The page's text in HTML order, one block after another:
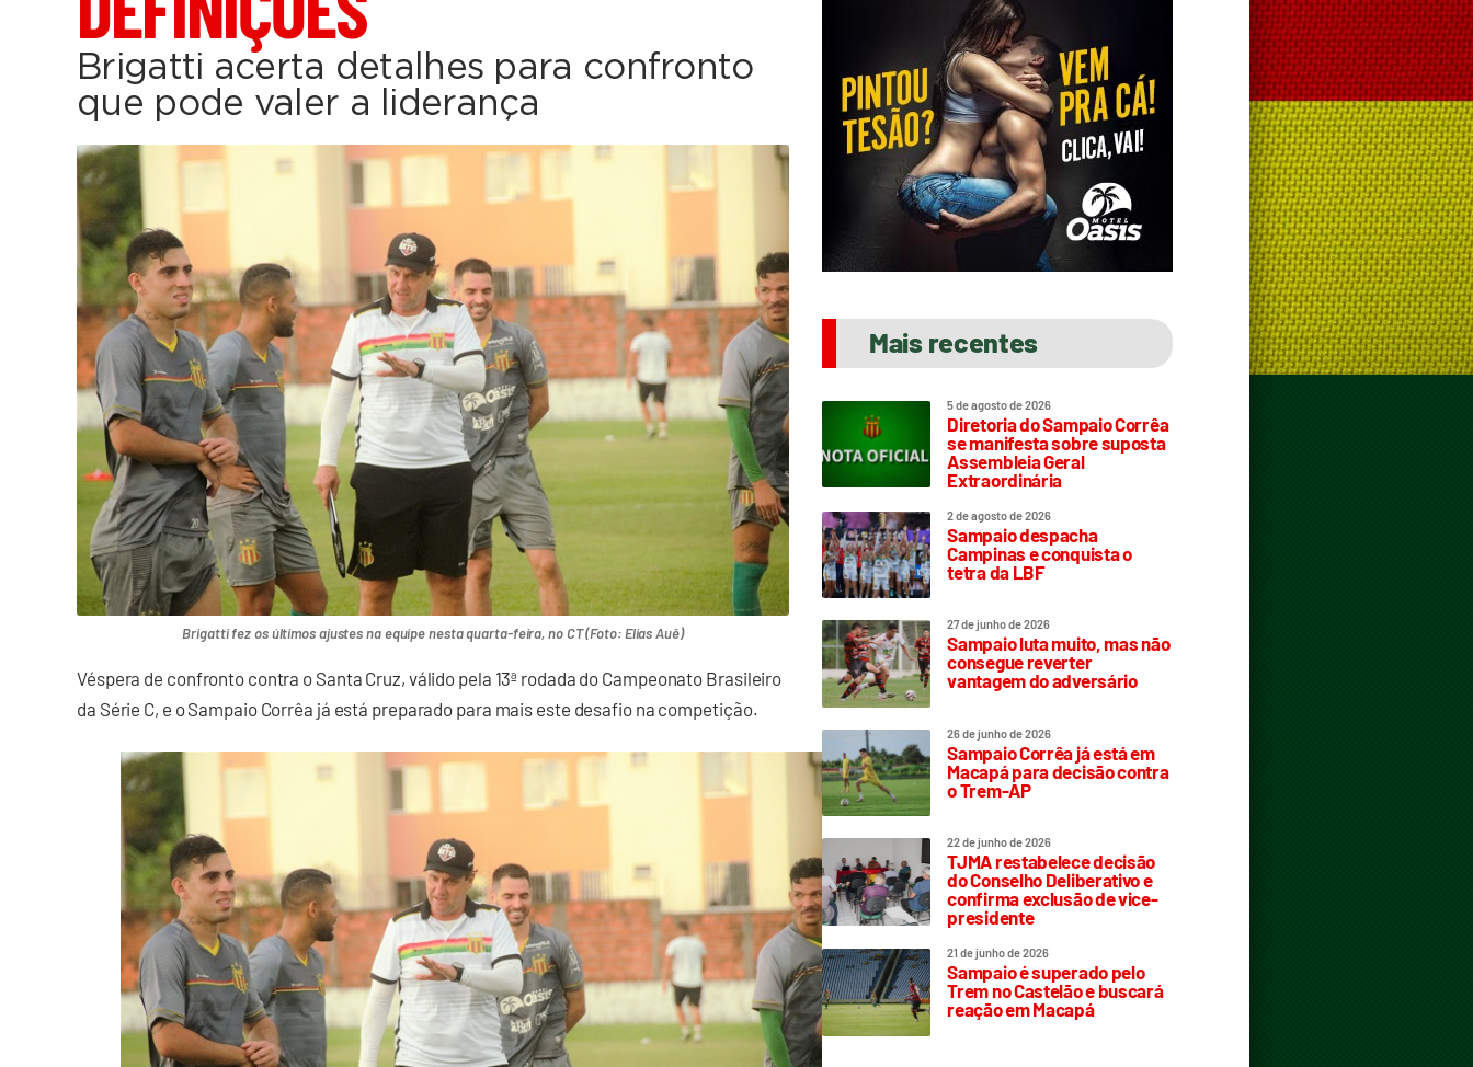
Brigatti acerta detalhes para confronto
que pode valer a liderança
Brigatti fez os últimos ajustes na equipe nesta quarta-feira, no CT (Foto: Elias Auê)
Véspera de confronto contra o Santa Cruz, válido pela 13ª rodada do Campeonato Brasileiro
da Série C, e o Sampaio Corrêa já está preparado para mais este desafio na competição.
Mais recentes
5 de agosto de 2026
Diretoria do Sampaio Corrêa
se manifesta sobre suposta
Assembleia Geral
Extraordinária
2 de agosto de 2026
Sampaio despacha
Campinas e conquista o
tetra da LBF
27 de junho de 2026
Sampaio luta muito, mas não
consegue reverter
vantagem do adversário
26 de junho de 2026
Sampaio Corrêa já está em
Macapá para decisão contra
o Trem-AP
22 de junho de 2026
TJMA restabelece decisão
do Conselho Deliberativo e
confirma exclusão de vice-
presidente
21 de junho de 2026
Sampaio é superado pelo
Trem no Castelão e buscará
reação em Macapá